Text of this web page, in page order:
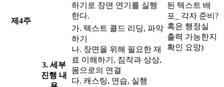
제4주
된 텍스트 배
포_ 각자 준비?
혹은 행정실
출력 가능한지
확인 요망)
하기로 장면 연기를 실행
한다.
3. 세부
진행 내
가. 텍스트 콜드 리딩, 파악
하기
나. 장면을 위해 필요한 재
료 이해하기, 짐작과 상상,
몸으로의 연결
다. 캐스팅, 연습, 실행